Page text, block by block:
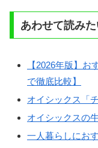
あわせて読み
【2026年版】
で徹底比較】
オイシックス「
オイシックスの
一人暮らしにお